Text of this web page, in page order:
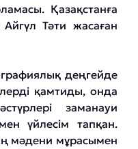
Қазақстанға
Айгүл Тәти жасаған
деңгейде
қамтиды, онда
заманауи
үйлесім тапқан.
мәдени мұрасымен